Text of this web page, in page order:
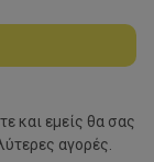
και εμείς θα σας
αγορές.